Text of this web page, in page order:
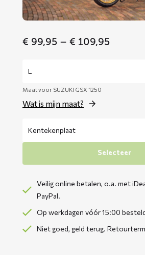
€ 99,95 – € 109,95Price
Maat voor SUZUKI GSX 1250
Wat is mijn maat?
Selecteer
Veilig online betalen, o.a. met
PayPal.
Op werkdagen vóór 15:00
Niet goed, geld terug.